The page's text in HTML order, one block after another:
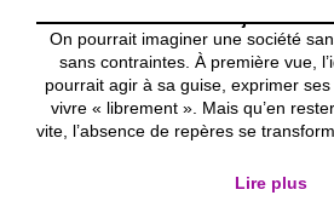
journal
On pourrait imaginer une société
sans contraintes. À première vue,
pourrait agir à sa guise, exprimer
vivre « librement ». Mais qu’en
vite, l’absence de repères se
Lire plus